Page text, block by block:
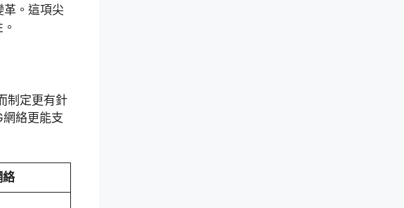
。這項尖
制定更有針
絡更能支
絡